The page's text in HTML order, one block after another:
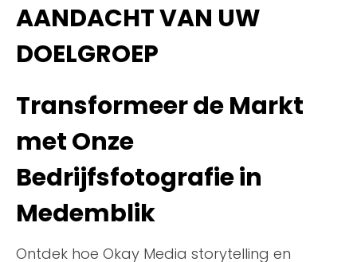
AANDACHT VAN UW
DOELGROEP
Transformeer de Markt
met Onze
Bedrijfsfotografie in
Medemblik
Ontdek hoe Okay Media storytelling en